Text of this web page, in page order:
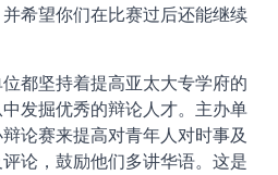
希望你们在比赛过后还能继续
都坚持着提高亚太大专学府的
发掘优秀的辩论人才。主办单
论赛来提高对青年人对时事及
论，鼓励他们多讲华语。这是